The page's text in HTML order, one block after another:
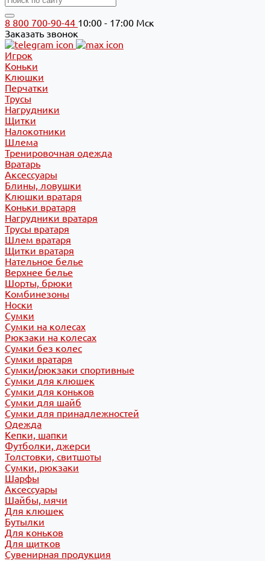
8 800 700-90-44 10:00 - 17:00 Мск
Заказать звонок
Игрок
Коньки
Клюшки
Перчатки
Трусы
Нагрудники
Щитки
Налокотники
Шлема
Тренировочная одежда
Вратарь
Аксессуары
Блины, ловушки
Клюшки вратаря
Коньки вратаря
Нагрудники вратаря
Трусы вратаря
Шлем вратаря
Щитки вратаря
Нательное белье
Верхнее белье
Шорты, брюки
Комбинезоны
Носки
Сумки
Сумки на колесах
Рюкзаки на колесах
Сумки без колес
Сумки вратаря
Сумки/рюкзаки спортивные
Сумки для клюшек
Сумки для коньков
Сумки для шайб
Сумки для принадлежностей
Одежда
Кепки, шапки
Футболки, джерси
Толстовки, свитшоты
Сумки, рюкзаки
Шарфы
Аксессуары
Шайбы, мячи
Для клюшек
Бутылки
Для коньков
Для щитков
Сувенирная продукция